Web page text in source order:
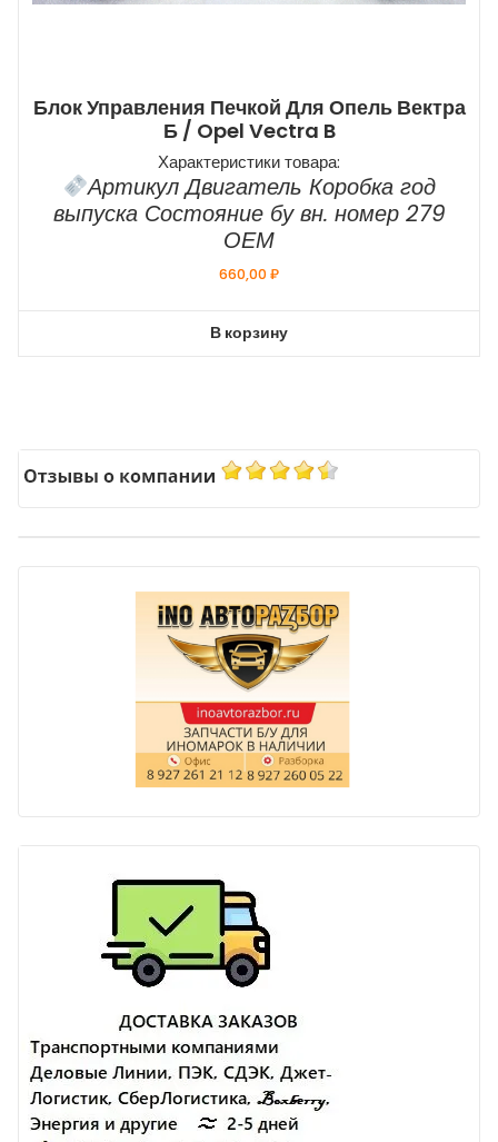
Блок Управления Печкой Для Опель Вектра
Б / Opel Vectra B
Характеристики товара:
Артикул Двигатель Коробка год
выпуска Состояние бу вн. номер 279
ОЕМ
660,00₽
В корзину